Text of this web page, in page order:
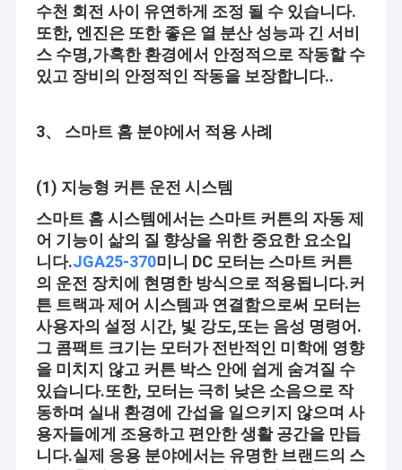
수천 회전 사이 유연하게 조정 될 수 있습니다.
또한, 엔진은 또한 좋은 열 분산 성능과 긴 서비
스 수명,가혹한 환경에서 안정적으로 작동할 수
있고 장비의 안정적인 작동을 보장합니다..
3、 스마트 홈 분야에서 적용 사례
(1) 지능형 커튼 운전 시스템
스마트 홈 시스템에서는 스마트 커튼의 자동 제
어 기능이 삶의 질 향상을 위한 중요한 요소입
니다.JGA25-370미니 DC 모터는 스마트 커튼
의 운전 장치에 현명한 방식으로 적용됩니다.커
튼 트랙과 제어 시스템과 연결함으로써 모터는
사용자의 설정 시간, 빛 강도,또는 음성 명령어.
그 콤팩트 크기는 모터가 전반적인 미학에 영향
을 미치지 않고 커튼 박스 안에 쉽게 숨겨질 수
있습니다.또한, 모터는 극히 낮은 소음으로 작
동하며 실내 환경에 간섭을 일으키지 않으며 사
용자들에게 조용하고 편안한 생활 공간을 만듭
니다.실제 응용 분야에서는 유명한 브랜드의 스